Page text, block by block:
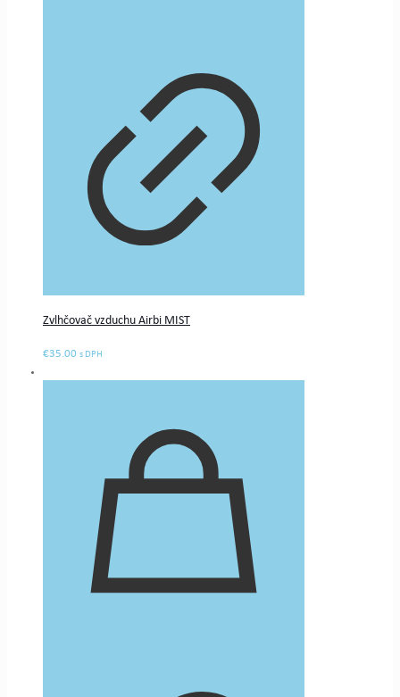
Zvlhčovač vzduchu Airbi MIST
€35.00 s DPH